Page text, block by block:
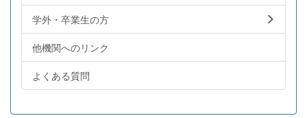
学外・卒業生の方
他機関へのリンク
よくある質問